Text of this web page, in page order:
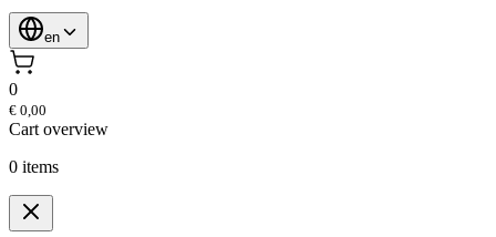
en
0
€ 0,00
Cart overview
0 items